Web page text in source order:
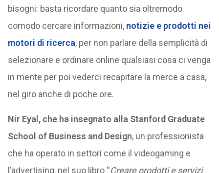
bisogni: basta ricordare quanto sia oltremodo
comodo cercare informazioni, notizie e prodotti nei
motori di ricerca, per non parlare della semplicità di
selezionare e ordinare online qualsiasi cosa ci venga
in mente per poi vederci recapitare la merce a casa,
nel giro anche di poche ore.
Nir Eyal, che ha insegnato alla Stanford Graduate
School of Business and Design, un professionista
che ha operato in settori come il videogaming e
l’advertising, nel suo libro “Creare prodotti e servizi